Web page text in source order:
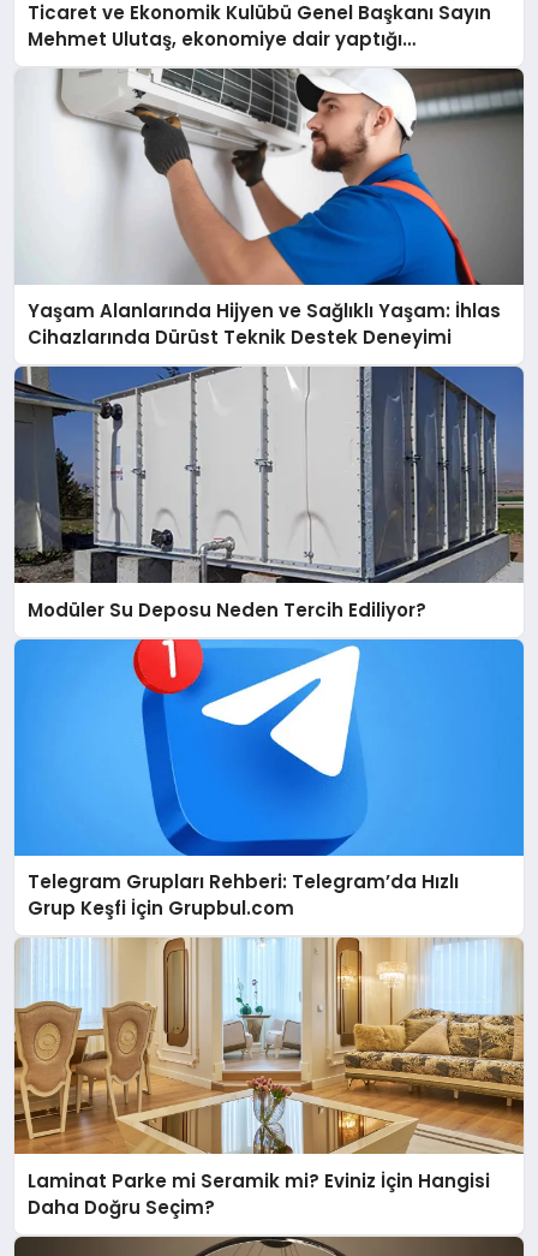
Ticaret ve Ekonomik Kulübü Genel Başkanı Sayın
Mehmet Ulutaş, ekonomiye dair yaptığı
açıklamada şunları kaydetti:
Yaşam Alanlarında Hijyen ve Sağlıklı Yaşam: İhlas
Cihazlarında Dürüst Teknik Destek Deneyimi
Modüler Su Deposu Neden Tercih Ediliyor?
Telegram Grupları Rehberi: Telegram’da Hızlı
Grup Keşfi İçin Grupbul.com
Laminat Parke mi Seramik mi? Eviniz İçin Hangisi
Daha Doğru Seçim?